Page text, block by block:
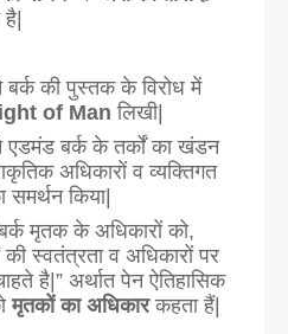
है|
थॉमस पेन ने बर्क की पुस्तक के विरोध में
of Man लिखी|
एडमंड बर्क के तर्कों का खंडन
अधिकारों व व्यक्तिगत
समर्थन किया|
मृतक के अधिकारों को,
की स्वतंत्रता व अधिकारों पर
है|” अर्थात पेन ऐतिहासिक
मृतकों का अधिकार कहता हैं|